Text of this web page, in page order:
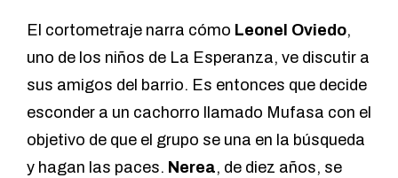
El cortometraje narra cómo Leonel Oviedo,
uno de los niños de La Esperanza, ve discutir a
sus amigos del barrio. Es entonces que decide
esconder a un cachorro llamado Mufasa con el
objetivo de que el grupo se una en la búsqueda
y hagan las paces. Nerea, de diez años, se